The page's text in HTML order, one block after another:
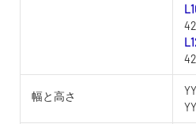
幅と高さ